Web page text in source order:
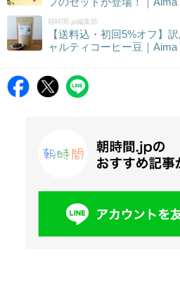
朝時間.jp編集部
【送料込・初回5%オフ】
ャルティコーヒー豆｜Aima